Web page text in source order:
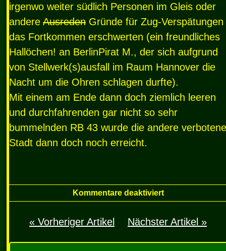
irgenwo weiter südlich Personen im Gleis oder
andere Ausreden Gründe für Zug-Verspätungen
das Fortkommen erschwerten (ein freundliches
Hallöchen! an BerlinPirat M., der sich aufgrund
von Stellwerk(s)ausfall im Raum Hannover die
Nacht um die Ohren schlagen durfte).
Mit einem am Ende dann doch ziemlich leeren
und durchfahrenden gar nicht so sehr
bummelnden RB 43 wurde die andere verbotene
Stadt dann doch noch erreicht.
Kommentare deaktiviert
« Vorheriger Artikel Nächster Artikel »